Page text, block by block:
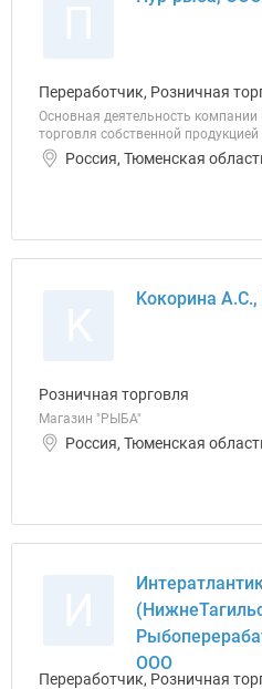
Переработчик, Розничная
Основная деятельность
торговля собственной продукцией
Россия, Тюменская
Kокорина
Розничная торговля
Магазин "РЫБА"
Россия, Тюменская
ООО
Переработчик, Розничная